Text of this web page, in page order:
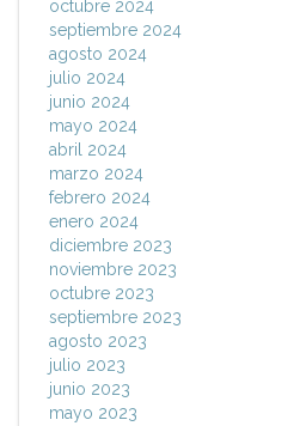
octubre 2024
septiembre 2024
agosto 2024
julio 2024
junio 2024
mayo 2024
abril 2024
marzo 2024
febrero 2024
enero 2024
diciembre 2023
noviembre 2023
octubre 2023
septiembre 2023
agosto 2023
julio 2023
junio 2023
mayo 2023